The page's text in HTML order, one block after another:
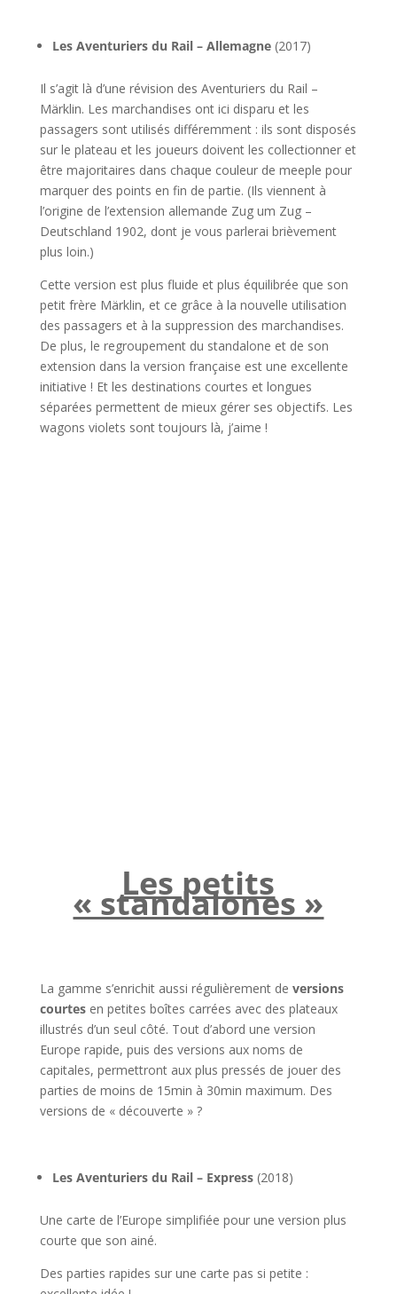
Les Aventuriers du Rail – Allemagne(2017)
Il s’agit là d’une révision des Aventuriers du Rail –
Märklin. Les marchandises ont ici disparu et les
passagers sont utilisés différemment : ils sont disposés
sur le plateau et les joueurs doivent les collectionner et
être majoritaires dans chaque couleur de meeple pour
marquer des points en fin de partie. (Ils viennent à
l’origine de l’extension allemande Zug um Zug –
Deutschland 1902, dont je vous parlerai brièvement
plus loin.)
Cette version est plus fluide et plus équilibrée que son
petit frère Märklin, et ce grâce à la nouvelle utilisation
des passagers et à la suppression des marchandises.
De plus, le regroupement du standalone et de son
extension dans la version française est une excellente
initiative ! Et les destinations courtes et longues
séparées permettent de mieux gérer ses objectifs. Les
wagons violets sont toujours là, j’aime !
Les petits
« standalones »
La gamme s’enrichit aussi régulièrement de versions
courtesen petites boîtes carrées avec des plateaux
illustrés d’un seul côté. Tout d’abord une version
Europe rapide, puis des versions aux noms de
capitales, permettront aux plus pressés de jouer des
parties de moins de 15min à 30min maximum. Des
versions de « découverte » ?
Les Aventuriers du Rail – Express(2018)
Une carte de l’Europe simplifiée pour une version plus
courte que son ainé.
Des parties rapides sur une carte pas si petite :